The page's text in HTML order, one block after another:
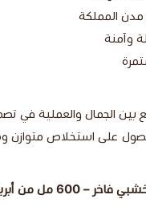
المملكة
وآمنة
بين الجمال والعملية في
على استخلاص
600 مل من أبريق